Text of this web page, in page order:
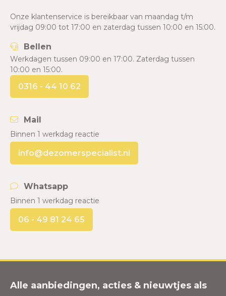
Onze klantenservice is bereikbaar van maandag t/m
vrijdag 09:00 tot 17:00 en zaterdag tussen 10:00 en 15:00.
Bellen
Werkdagen tussen 09:00 en 17:00. Zaterdag tussen
10:00 en 15:00.
0316 - 44 10 62
Mail
Binnen 1 werkdag reactie
info@dezomerspecialist.nl
Whatsapp
Binnen 1 werkdag reactie
06 - 49 81 24 65
Alle aanbiedingen, acties & nieuwtjes als